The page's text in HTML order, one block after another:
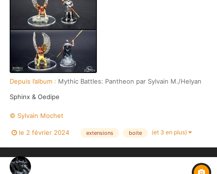
Depuis l’album : Mythic Battles: Pantheon par Sylvain M./Helyan
Sphinx & Oedipe
© Sylvain Mochet
le 2 février 2024 extensions boite (et 3 en plus)